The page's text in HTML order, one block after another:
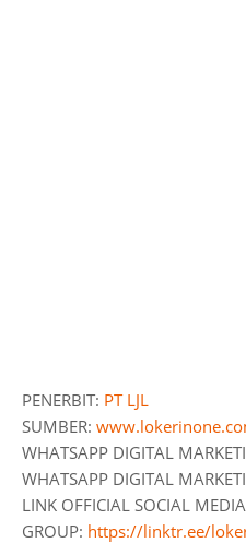
PENERBIT: PT LJL
SUMBER:
WHATSAPP DIGITAL
WHATSAPP DIGITAL
LINK OFFICIAL SOCIAL
GROUP: https://linktr.ee/